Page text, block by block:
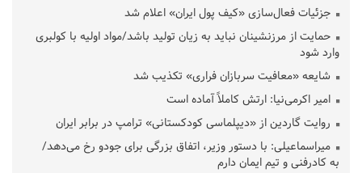
جزئیات فعال‌سازی «کیف پول ایران» اعلام شد
حمایت از مرزنشینان نباید به زیان تولید باشد/مواد اولیه با کولبری
وارد شود
شایعه «معافیت سربازان فراری» تکذیب شد
امیر اکرمی‌نیا: ارتش کاملاً آماده است
روایت گاردین از «دیپلماسی کودکستانی» ترامپ در برابر ایران
میراسماعیلی: با دستور وزیر، اتفاق بزرگی برای جودو رخ می‌دهد/
به کادرفنی و تیم ایمان دارم